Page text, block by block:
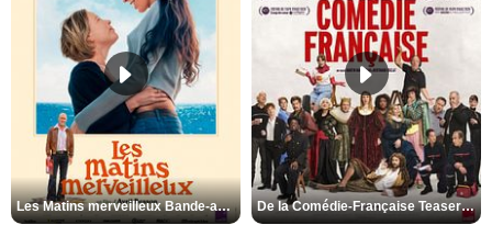
Les Matins merveilleux Bande-annonce VF De la Comédie-Française Teaser VF